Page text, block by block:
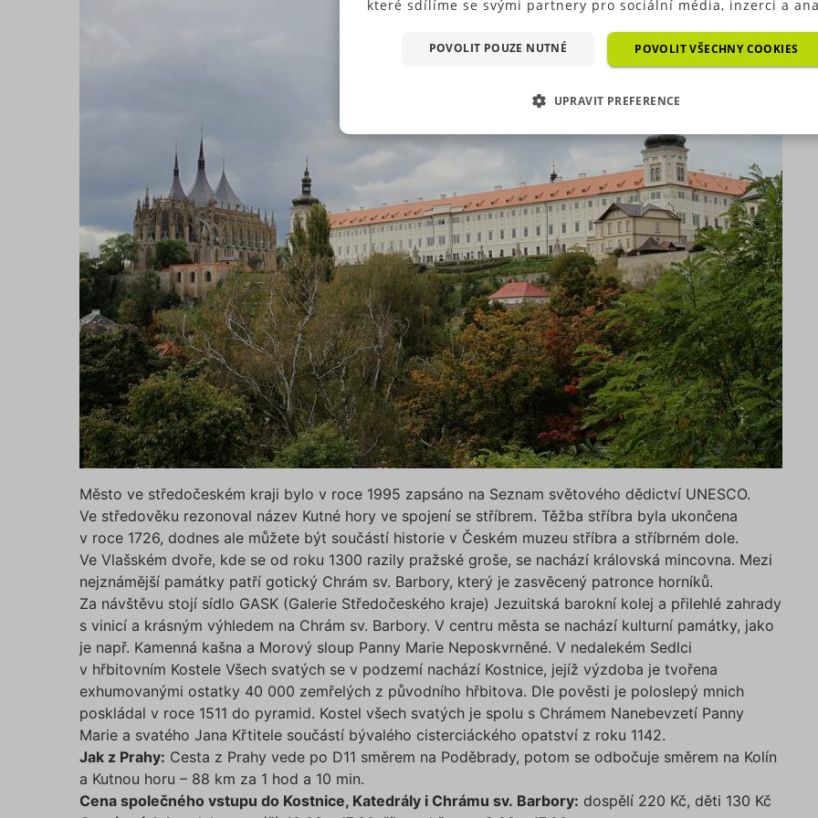
Město ve středočeském kraji bylo v roce 1995 zapsáno na Seznam světového dědictví UNESCO.
Ve středověku rezonoval název Kutné hory ve spojení se stříbrem. Těžba stříbra byla ukončena
v roce 1726, dodnes ale můžete být součástí historie v Českém muzeu stříbra a stříbrném dole.
Ve Vlašském dvoře, kde se od roku 1300 razily pražské groše, se nachází královská mincovna. Mezi
nejznámější památky patří gotický Chrám sv. Barbory, který je zasvěcený patronce horníků.
Za návštěvu stojí sídlo GASK (Galerie Středočeského kraje) Jezuitská barokní kolej a přilehlé zahrady
s vinicí a krásným výhledem na Chrám sv. Barbory. V centru města se nachází kulturní památky, jako
je např. Kamenná kašna a Morový sloup Panny Marie Neposkvrněné. V nedalekém Sedlci
v hřbitovním Kostele Všech svatých se v podzemí nachází Kostnice, jejíž výzdoba je tvořena
exhumovanými ostatky 40 000 zemřelých z původního hřbitova. Dle pověsti je poloslepý mnich
poskládal v roce 1511 do pyramid. Kostel všech svatých je spolu s Chrámem Nanebevzetí Panny
Marie a svatého Jana Křtitele součástí bývalého cisterciáckého opatství z roku 1142.
Jak z Prahy: Cesta z Prahy vede po D11 směrem na Poděbrady, potom se odbočuje směrem na Kolín
a Kutnou horu – 88 km za 1 hod a 10 min.
Cena společného vstupu do Kostnice, Katedrály i Chrámu sv. Barbory: dospělí 220 Kč, děti 130 Kč
které sdílíme se svými partnery pro sociální média, inzerci a
soubory, nezařazené soubory) můžeme využívat pouze s Vaším
předchozím souhlasem, který můžete udělit zaškrtnutím políčka
Souhlas s použitím všech těchto typů cookies můžete udělit také
jednoduše jedním kliknutím na tlačítko „Povolit všechny
Pokud si nepřejete udělit souhlas s používáním žádného z
typů cookies, klikněte na tlačítko „Povolit pouze nutné cookies“, a
budeme využívat pouze tzv. nutné nebo funkční cookies, jejichž
použití je nezbytné pro chod této webové stránky. Nastavení
můžete kdykoliv upravit na podstránce "Změnit nastavení
zápatí našich internetových stránek. Další informace naleznete v
našichZásadách ochrany osobních údajůaZásadách používání
souborů cookie.“
POVOLIT VŠECHNY COOKIES
POVOLIT POUZE NUTNÉ
UPRAVIT PREFERENCE
NEZBYTNĚ NUTNÉ SOUBORY VÝKONOVÉ SOUBORY
SOUBORY CÍLENÍ FUNKČNÍ SOUBORY
NEZAŘAZENÉ SOUBORY
Nezbytně nutné soubory Výkonové soubory Soubory cílení
Funkční
Nezařazené soubory
Nezbytně nutné soubory cookies zprostředkovávají základní funkčnost stránky, web bez nich
fungovat. Tyto cookies můžeme využívat i bez Vašeho souhlasu.
Název
Poskytovatel /
Doména
Vyprší Popis
affiliate
.povinne-
ruceni.com
1 den
Tento soubor cookie používáme pro
správnou funkčnost CRM a
uživatele.
testing
.povinne-
ruceni.com
1 den
Tento soubor cookie používáme pro
testování.
utm_campaign
.povinne-
ruceni.com
1 den
Tento soubor cookie používáme pro
správnou funkčnost CRM a
záznamů bez dalšího detailu o relaci
uživatele.
utm_source
.povinne-
ruceni.com
1 den
Tento soubor cookie používáme pro
správnou funkčnost CRM a
záznamů bez dalšího detailu o relaci
uživatele.
CookieScriptConsent
CookieScript
ruceni.com
1 rok
Tento soubor cookie používá služba
Cookie-Script.com k zapamatování
předvoleb souhlasu se soubory
návštěvníků. Je nutné, aby banner
Cookie-Script.com fungoval správně.
_GRECAPTCHA
Google LLC
Google reCAPTCHA nastaví při
účelem provedení analýzy rizik.